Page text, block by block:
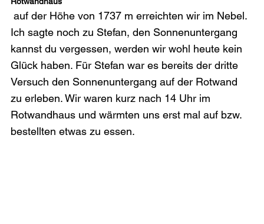
Ich sagte noch zu Stefan, den Sonnenuntergang
kannst du vergessen, werden wir wohl heute kein
Glück haben. Für Stefan war es bereits der dritte
Versuch den Sonnenuntergang auf der Rotwand
zu erleben. Wir waren kurz nach 14 Uhr im
Rotwandhaus und wärmten uns erst mal auf bzw.
bestellten etwas zu essen.